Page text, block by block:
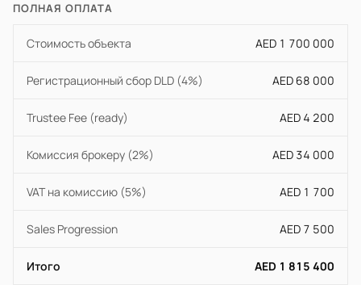
ПОЛНАЯ ОПЛАТА
Стоимость объекта AED 1 700 000
Регистрационный сбор DLD (4%) AED 68 000
Trustee Fee (ready) AED 4 200
Комиссия брокеру (2%) AED 34 000
VAT на комиссию (5%) AED 1 700
Sales Progression AED 7 500
Итого AED 1 815 400